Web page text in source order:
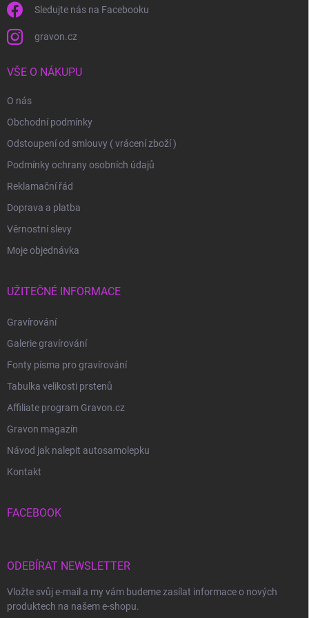
Sledujte nás na Facebooku
gravon.cz
VŠE O NÁKUPU
O nás
Obchodní podmínky
Odstoupení od smlouvy ( vrácení zboží )
Podmínky ochrany osobních údajů
Reklamační řád
Doprava a platba
Věrnostní slevy
Moje objednávka
UŽITEČNÉ INFORMACE
Gravírování
Galerie gravírování
Fonty písma pro gravírování
Tabulka velikosti prstenů
Affiliate program Gravon.cz
Gravon magazín
Návod jak nalepit autosamolepku
Kontakt
FACEBOOK
ODEBÍRAT NEWSLETTER
Vložte svůj e-mail a my vám budeme zasílat informace o nových
produktech na našem e-shopu.